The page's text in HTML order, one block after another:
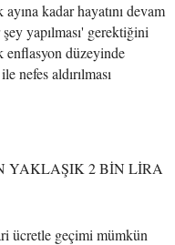
kadar hayatını devam
yapılması' gerektiğini
enflasyon düzeyinde
nefes aldırılması
YAKLAŞIK 2 BİN LİRA
ücretle geçimi mümkün